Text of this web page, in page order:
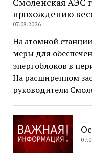
прохождению
07.08.2026
На атомной
меры для
энергоблоков в
На расширенном
руководители